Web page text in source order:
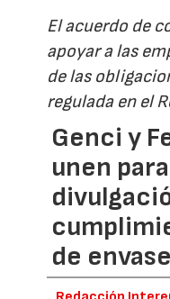
El acuerdo de
apoyar a las
de las
regulada en el
Genci y
unen
de